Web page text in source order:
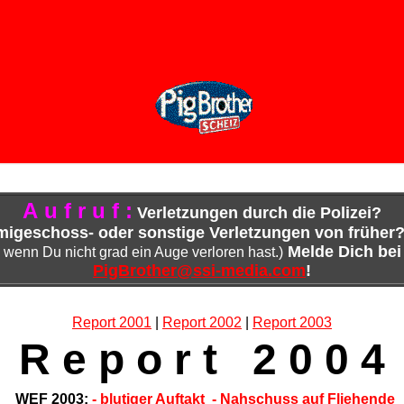
A u f r u f : Verletzungen durch die Polizei?
oder sonstige Verletzungen von früher?
wenn Du nicht grad ein Auge verloren hast.)Melde Dich bei
PigBrother@ssi-media.com!
Report 2001 Report 2002 Report 2003
R e p o r t 2 0 0 4
WEF 2003: - blutiger Auftakt - Nahschuss auf Fliehende